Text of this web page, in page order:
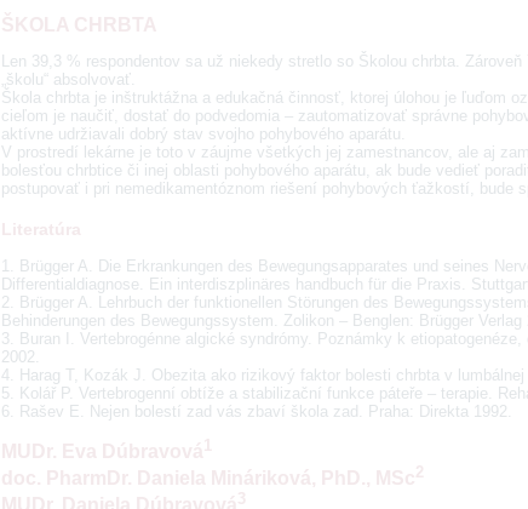
Len 39,3 % respondentov sa už niekedy stretlo so Školou chrbta.
„školu“ absolvovať.
Škola chrbta je inštruktážna a edukačná činnosť, ktorej úlohou je ľuďom
cieľom je naučiť, dostať do podvedomia – zautomatizovať správne
aktívne udržiavali dobrý stav svojho pohybového aparátu.
V prostredí lekárne je toto v záujme všetkých jej zamestnancov, ale aj
bolesťou chrbtice či inej oblasti pohybového aparátu, ak bude vedieť
postupovať i pri nemedikamentóznom riešení pohybových ťažkostí, bude
1. Brügger A. Die Erkrankungen des Bewegungsapparates und seines
Differentialdiagnose. Ein interdiszplinäres handbuch für die Praxis.
2. Brügger A. Lehrbuch der funktionellen Störungen des
Behinderungen des Bewegungssystem. Zolikon – Benglen: Brügger Verlag
3. Buran I. Vertebrogénne algické syndrómy. Poznámky k
2002.
4. Harag T, Kozák J. Obezita ako rizikový faktor bolesti chrbta v
5. Kolář P. Vertebrogenní obtíže a stabilizační funkce páteře – terapie.
6. Rašev E. Nejen bolestí zad vás zbaví škola zad. Praha: Direkta 1992.